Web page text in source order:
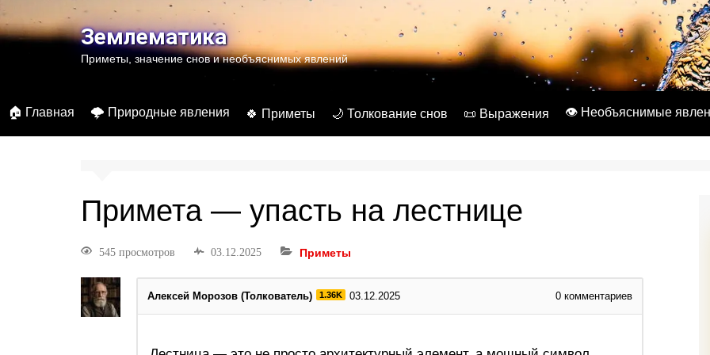
Землематика
Приметы, значение снов и необъяснимых явлений
🏠 Главная 🌩️ Природные явления 🍀 Приметы 🌙 Толкование снов 📜 Выражения 👁️ Необъяснимые
Примета — упасть на лестнице
545 просмотров 03.12.2025 Приметы
Алексей Морозов (Толкователь) 1.36K 03.12.2025 0 комментариев